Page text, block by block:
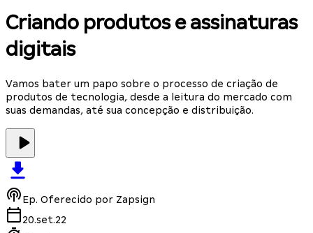
Criando produtos e assinaturas
digitais
Vamos bater um papo sobre o processo de criação de
produtos de tecnologia, desde a leitura do mercado com
suas demandas, até sua concepção e distribuição.
Ep. Oferecido por Zapsign
20.set.22